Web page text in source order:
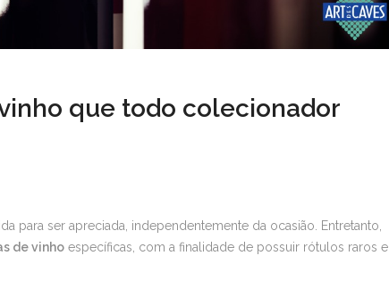
que todo colecionador
para ser apreciada, independentemente da ocasião. Entretanto,
de vinho específicas, com a finalidade de possuir rótulos raros e